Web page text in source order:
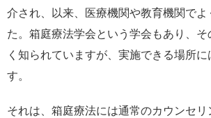
介され、以来、医療機関や教育機関でよ
た。箱庭療法学会という学会もあり、そ
く知られていますが、実施できる場所に
す。
それは、箱庭療法には通常のカウンセ